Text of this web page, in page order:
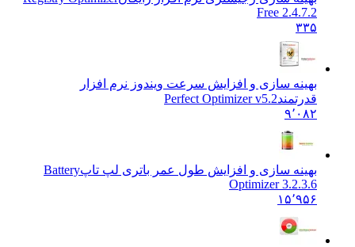
Free 2.4.7.2
۳۳۵
بهینه سازی و افزایش سرعت ویندوز نرم افزار
قدرتمندPerfect Optimizer v5.2
۹٬۰۸۲
بهینه سازی و افزایش طول عمر باتری لپ تاپBattery
Optimizer 3.2.3.6
۱۵٬۹۵۶